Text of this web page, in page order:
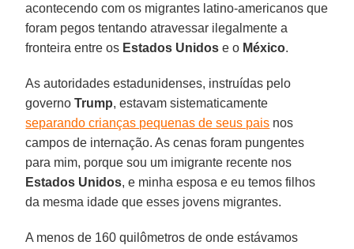
acontecendo com os migrantes latino-americanos que
foram pegos tentando atravessar ilegalmente a
fronteira entre os Estados Unidos e o México.
As autoridades estadunidenses, instruídas pelo
governoTrump, estavam sistematicamente
separando crianças pequenas de seus pais nos
campos de internação. As cenas foram pungentes
para mim, porque sou um imigrante recente nos
Estados Unidos, e minha esposa e eu temos filhos
da mesma idade que esses jovens migrantes.
A menos de 160 quilômetros de onde estávamos